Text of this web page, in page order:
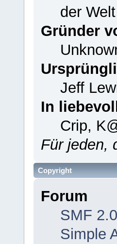
der
Gründer
Jeff
In
Crip,
Für jeden,
Copyright
Forum
SMF
Simple